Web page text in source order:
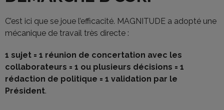
C’est ici que se joue l’efficacité. MAGNITUDE a adopté une
mécanique de travail très directe :
1 sujet = 1 réunion de concertation avec les
collaborateurs = 1 ou plusieurs décisions = 1
rédaction de politique = 1 validation par le
Président.